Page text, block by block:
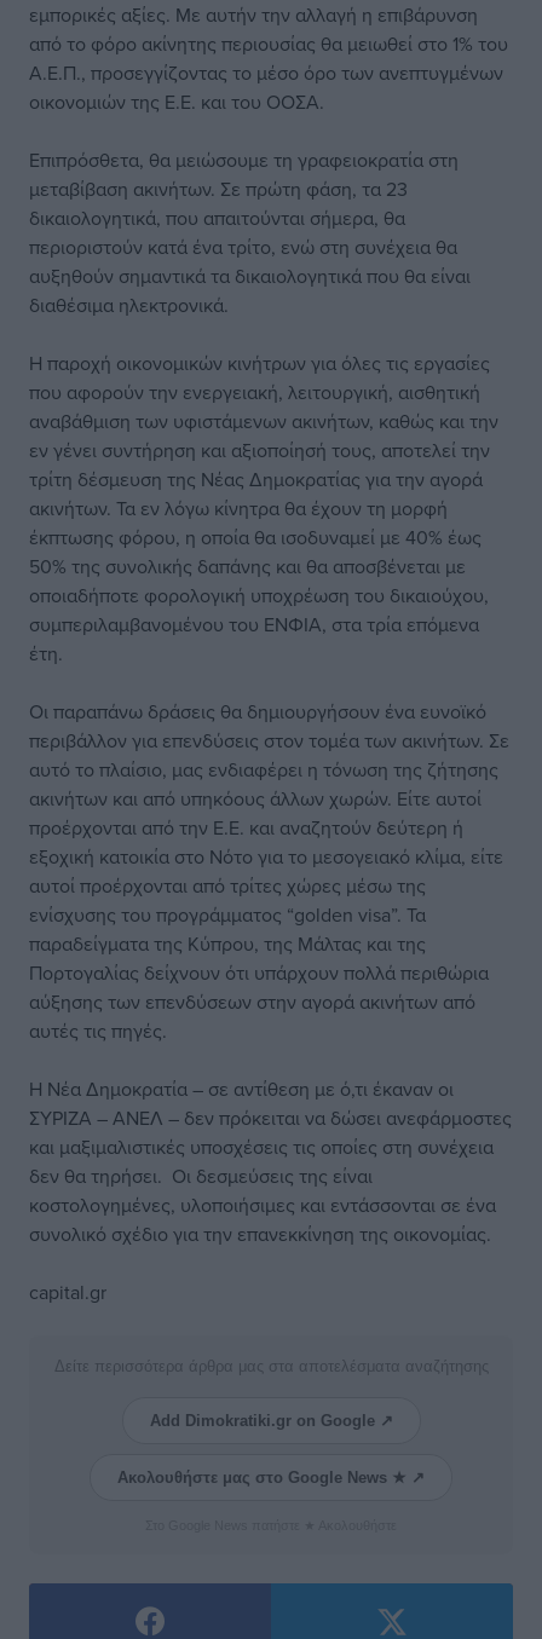
εμπορικές αξίες. Με αυτήν την αλλαγή η επιβάρυνση
από το φόρο ακίνητης περιουσίας θα μειωθεί στο 1% του
Α.Ε.Π., προσεγγίζοντας το μέσο όρο των ανεπτυγμένων
οικονομιών της Ε.Ε. και του ΟΟΣΑ.
Επιπρόσθετα, θα μειώσουμε τη γραφειοκρατία στη
μεταβίβαση ακινήτων. Σε πρώτη φάση, τα 23
δικαιολογητικά, που απαιτούνται σήμερα, θα
περιοριστούν κατά ένα τρίτο, ενώ στη συνέχεια θα
αυξηθούν σημαντικά τα δικαιολογητικά που θα είναι
διαθέσιμα ηλεκτρονικά.
Η παροχή οικονομικών κινήτρων για όλες τις εργασίες
που αφορούν την ενεργειακή, λειτουργική, αισθητική
αναβάθμιση των υφιστάμενων ακινήτων, καθώς και την
εν γένει συντήρηση και αξιοποίησή τους, αποτελεί την
τρίτη δέσμευση της Νέας Δημοκρατίας για την αγορά
ακινήτων. Τα εν λόγω κίνητρα θα έχουν τη μορφή
έκπτωσης φόρου, η οποία θα ισοδυναμεί με 40% έως
50% της συνολικής δαπάνης και θα αποσβένεται με
οποιαδήποτε φορολογική υποχρέωση του δικαιούχου,
συμπεριλαμβανομένου του ΕΝΦΙΑ, στα τρία επόμενα
έτη.
Οι παραπάνω δράσεις θα δημιουργήσουν ένα ευνοϊκό
περιβάλλον για επενδύσεις στον τομέα των ακινήτων. Σε
αυτό το πλαίσιο, μας ενδιαφέρει η τόνωση της ζήτησης
ακινήτων και από υπηκόους άλλων χωρών. Είτε αυτοί
προέρχονται από την Ε.Ε. και αναζητούν δεύτερη ή
εξοχική κατοικία στο Νότο για το μεσογειακό κλίμα, είτε
αυτοί προέρχονται από τρίτες χώρες μέσω της
ενίσχυσης του προγράμματος “golden visa”. Τα
παραδείγματα της Κύπρου, της Μάλτας και της
Πορτογαλίας δείχνουν ότι υπάρχουν πολλά περιθώρια
αύξησης των επενδύσεων στην αγορά ακινήτων από
αυτές τις πηγές.
Η Νέα Δημοκρατία – σε αντίθεση με ό,τι έκαναν οι
ΣΥΡΙΖΑ – ΑΝΕΛ – δεν πρόκειται να δώσει ανεφάρμοστες
και μαξιμαλιστικές υποσχέσεις τις οποίες στη συνέχεια
δεν θα τηρήσει. Οι δεσμεύσεις της είναι
κοστολογημένες, υλοποιήσιμες και εντάσσονται σε ένα
συνολικό σχέδιο για την επανεκκίνηση της οικονομίας.
capital.gr
Δείτε περισσότερα άρθρα μας στα αποτελέσματα αναζήτησης
Add Dimokratiki.gr on Google ↗
Ακολουθήστε μας στο Google News ★ ↗